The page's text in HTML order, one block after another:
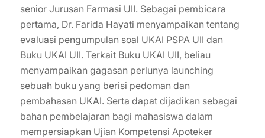
senior Jurusan Farmasi UII. Sebagai pembicara
pertama, Dr. Farida Hayati menyampaikan tentang
evaluasi pengumpulan soal UKAI PSPA UII dan
Buku UKAI UII. Terkait Buku UKAI UII, beliau
menyampaikan gagasan perlunya launching
sebuah buku yang berisi pedoman dan
pembahasan UKAI. Serta dapat dijadikan sebagai
bahan pembelajaran bagi mahasiswa dalam
mempersiapkan Ujian Kompetensi Apoteker